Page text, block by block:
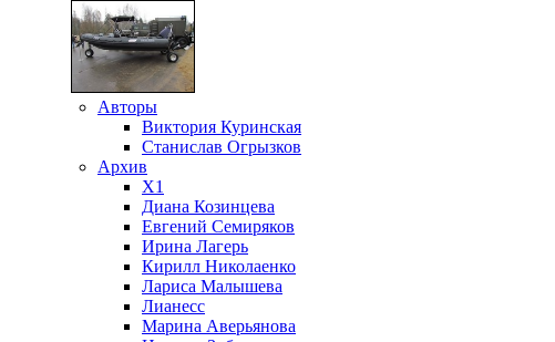
Авторы
Виктория Куринская
Станислав Огрызков
Архив
X1
Диана Козинцева
Евгений Семиряков
Ирина Лагерь
Кирилл Николаенко
Лариса Малышева
Лианесс
Марина Аверьянова